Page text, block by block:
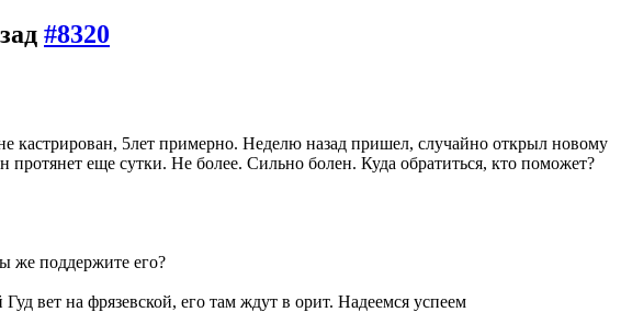
#8320
кастрирован, 5лет примерно. Неделю назад пришел, случайно открыл новому
еще сутки. Не более. Сильно болен. Куда обратиться, кто поможет?
же поддержите его?
вет на фрязевской, его там ждут в орит. Надеемся успеем